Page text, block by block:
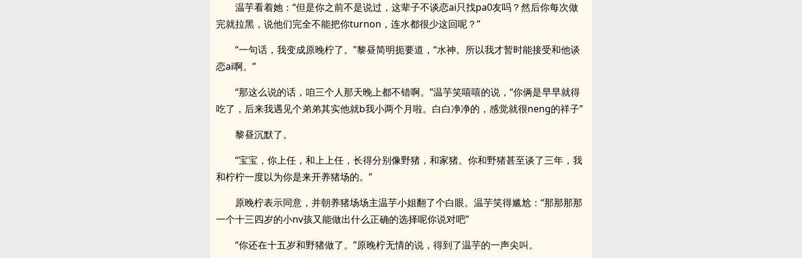
温芋看着她：“但是你之前不是说过，这辈子不谈恋ai只找pa0友吗？然后你每次做
完就拉黑，说他们完全不能把你turnon，连水都很少这回呢？”
“一句话，我变成原晚柠了。”黎昼简明扼要道，“水神。所以我才暂时能接受和他谈
恋ai啊。”
“那这么说的话，咱三个人那天晚上都不错啊。”温芋笑嘻嘻的说，“你俩是早早就得
吃了，后来我遇见个弟弟其实他就b我小两个月啦。白白净净的，感觉就很neng的祥子”
黎昼沉默了。
“宝宝，你上任，和上上任，长得分别像野猪，和家猪。你和野猪甚至谈了三年，我
和柠柠一度以为你是来开养猪场的。”
原晚柠表示同意，并朝养猪场场主温芋小姐翻了个白眼。温芋笑得尴尬：“那那那那
一个十三四岁的小nv孩又能做出什么正确的选择呢你说对吧”
“你还在十五岁和野猪做了。”原晚柠无情的说，得到了温芋的一声尖叫。